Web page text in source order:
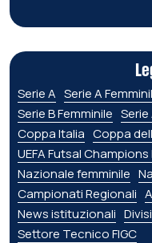
Serie A Serie A
Serie B Femminile Serie
Coppa Italia Coppa
UEFA Futsal
Nazionale femminile
Campionati Regionali
News istituzionali
Settore Tecnico FIGC